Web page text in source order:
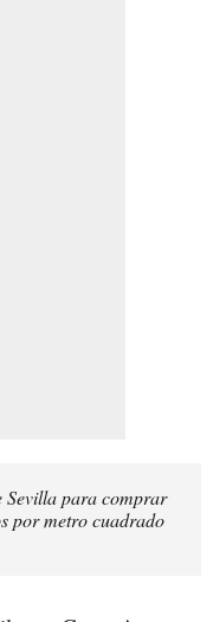
Sevilla para comprar
por metro cuadrado